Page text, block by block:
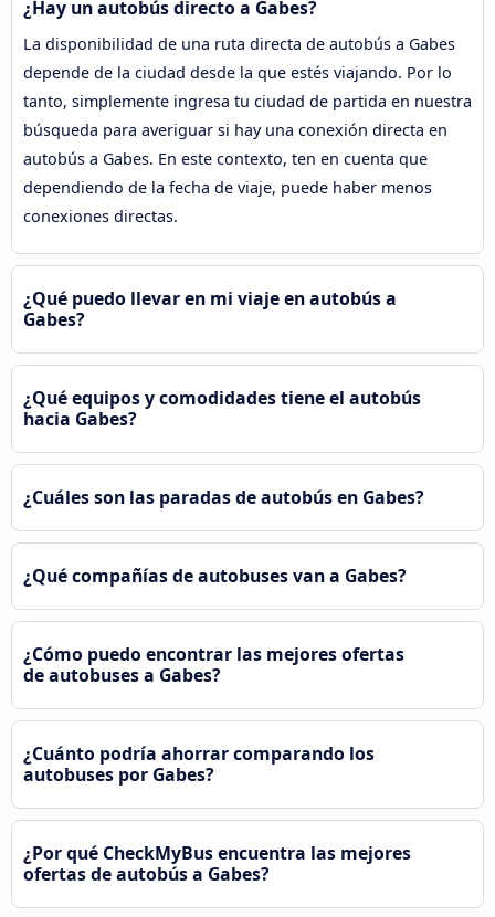
¿Hay un autobús directo a Gabes?
La disponibilidad de una ruta directa de autobús a Gabes
depende de la ciudad desde la que estés viajando. Por lo
tanto, simplemente ingresa tu ciudad de partida en nuestra
búsqueda para averiguar si hay una conexión directa en
autobús a Gabes. En este contexto, ten en cuenta que
dependiendo de la fecha de viaje, puede haber menos
conexiones directas.
¿Qué puedo llevar en mi viaje en autobús a
Gabes?
¿Qué equipos y comodidades tiene el autobús
hacia Gabes?
¿Cuáles son las paradas de autobús en Gabes?
¿Qué compañías de autobuses van a Gabes?
¿Cómo puedo encontrar las mejores ofertas
de autobuses a Gabes?
¿Cuánto podría ahorrar comparando los
autobuses por Gabes?
¿Por qué CheckMyBus encuentra las mejores
ofertas de autobús a Gabes?